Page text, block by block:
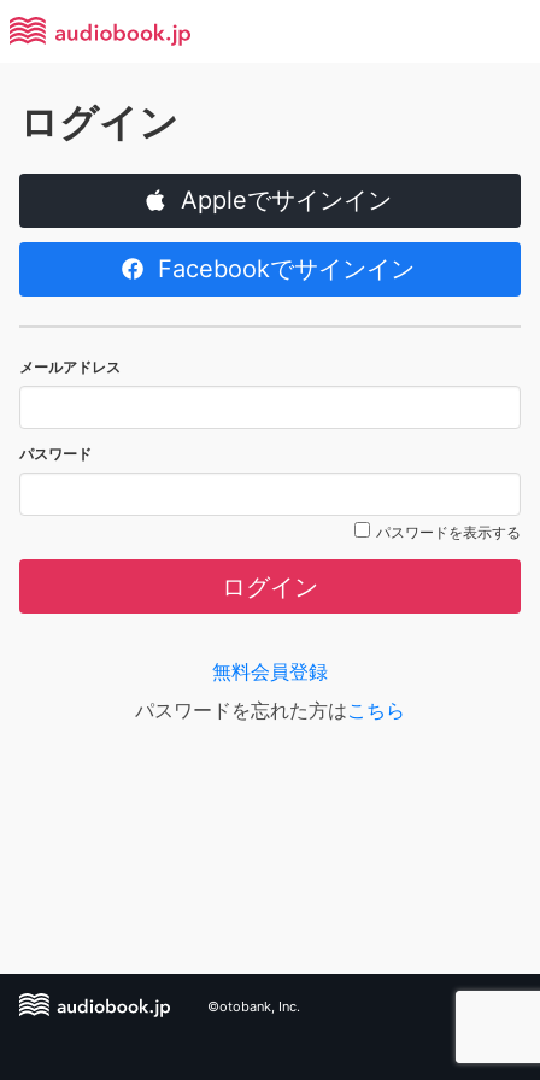
ログイン
Appleでサインイン
Facebookでサインイン
メールアドレス
パスワード
パスワードを表示する
ログイン
無料会員登録
パスワードを忘れた方はこちら
©otobank, Inc.